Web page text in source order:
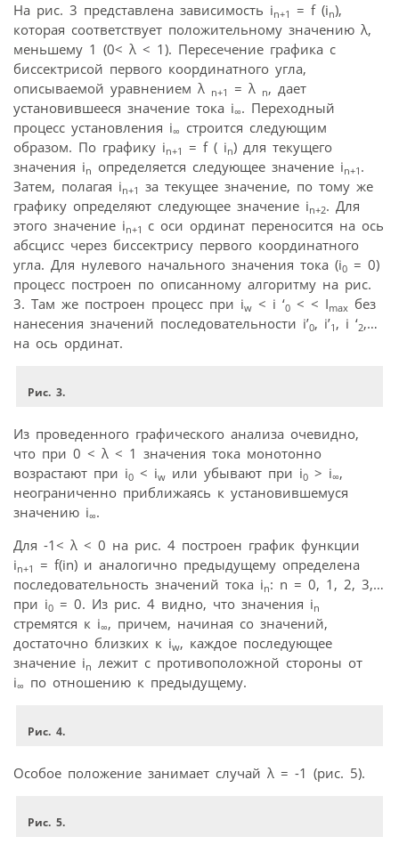
На рис. 3 представлена зависимость in+1 = f (in),
которая соответствует положительному значению λ,
меньшему 1 (0< λ < 1). Пересечение графика с
биссектрисой первого координатного угла,
описываемой уравнением λ n+1 = λ n, дает
установившееся значение тока i∞. Переходный
процесс установления i∞ строится следующим
образом. По графику in+1 = f ( in) для текущего
значения in определяется следующее значение in+1 .
Затем, полагая in+1 за текущее значение, по тому же
графику определяют следующее значение in+2. Для
этого значение in+1 с оси ординат переносится на ось
абсцисс через биссектрису первого координатного
угла. Для нулевого начального значения тока (i0 = 0)
процесс построен по описанному алгоритму на рис.
3. Там же построен процесс при iw < i ‘0 < < Imax без
нанесения значений последовательности i’0, i’1 , i ‘2,…
на ось ординат.
Рис. 3.
Из проведенного графического анализа очевидно,
что при 0 < λ < 1 значения тока монотонно
возрастают при i0 < iw или убывают при i0 > i∞,
неограниченно приближаясь к установившемуся
значению i∞.
Для -1< λ < 0 на рис. 4 построен график функции
in+1
= f(in) и аналогично предыдущему определена
последовательность значений тока in: n = 0, 1, 2, 3,…
при i0 = 0. Из рис. 4 видно, что значения in
стремятся к i∞, причем, начиная со значений,
достаточно близких к iw, каждое последующее
значение in лежит с противоположной стороны от
i∞ по отношению к предыдущему.
Рис. 4.
Особое положение занимает случай λ = -1 (рис. 5).
Рис. 5.